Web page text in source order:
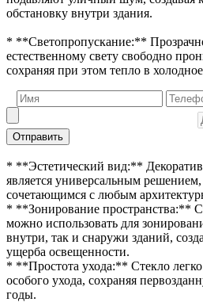
обстановку внутри здания.
* **Светопропускание:**
естественному свету свободно
сохраняя при этом тепло в
Отправить
* **Эстетический вид:**
является универсальным
сочетающимся с любым
* **Зонирование пространства:**
можно использовать для
внутри, так и снаружи зданий,
ущерба освещенности.
* **Простота ухода:** Стекло легко
особого ухода, сохраняя
годы.